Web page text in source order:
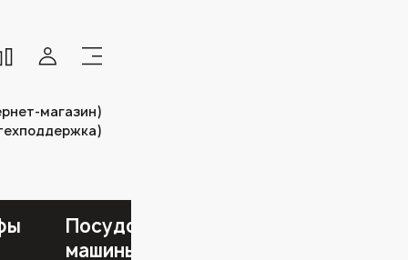
магазин)
Посудомоечные
машины